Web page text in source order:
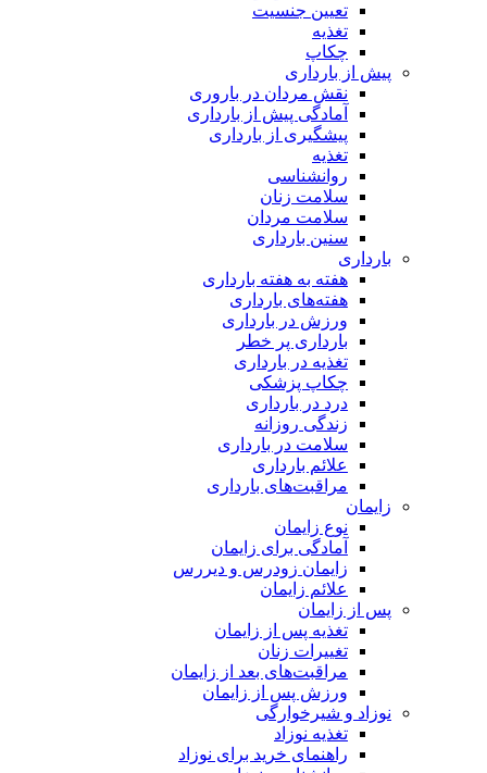
تعیین جنسیت
تغذیه
چکاپ
پیش از بارداری
نقش مردان در باروری
آمادگی پیش از بارداری
پیشگیری از بارداری
تغذیه
روانشناسی
سلامت زنان
سلامت مردان
سنین بارداری
بارداری
هفته‌ به هفته بارداری
هفته‌های بارداری
ورزش در بارداری
بارداری پر خطر
تغذیه در بارداری
چکاپ پزشکی
درد در بارداری
زندگی روزانه
سلامت در بارداری
علائم بارداری
مراقبت‌های بارداری
زایمان
نوع زایمان
آمادگی برای زایمان
زایمان زودرس و دیررس
علائم زایمان
پس از زایمان
تغذیه پس از زایمان
تغییرات زنان
مراقبت‌های بعد از زایمان
ورزش پس از زایمان
نوزاد و شیرخوارگی
تغذیه نوزاد
راهنمای خرید برای نوزاد